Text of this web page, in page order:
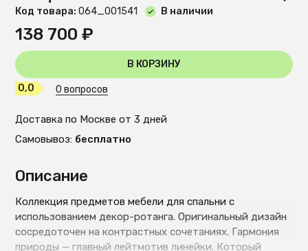
Описание
Коллекция предметов мебели для спальни с
использованием декор-ротанга. Оригинальный дизайн
сосредоточен на контрастных сочетаниях. Гармония
природы — главный лейтмотив линейки. Который
Код товара: O64_001541 В наличии
138 700 ₽
В КОРЗИНУ
0,0 0 вопросов
Доставка по Москве от 3 дней
Самовывоз: бесплатно